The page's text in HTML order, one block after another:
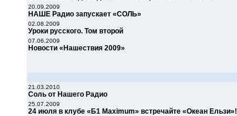
20.09.2009
НАШЕ Радио запускает «СОЛЬ»
02.08.2009
Уроки русского. Том второй
07.06.2009
Новости «Нашествия 2009»
21.03.2010
Соль от Нашего Радио
25.07.2009
24 июля в клубе «Б1 Maximum» встречайте «Океан Ельзи»!